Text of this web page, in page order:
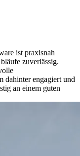
ist praxisnah
zuverlässig.
dahinter engagiert und
an einem guten